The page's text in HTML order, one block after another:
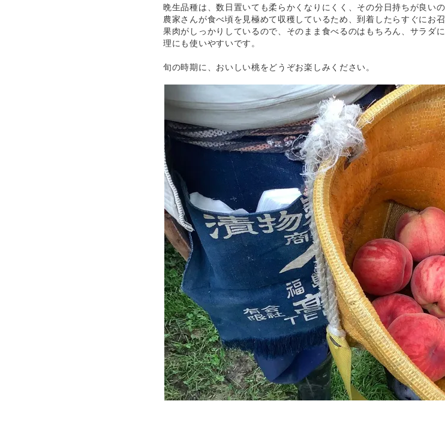
晩生品種は、数日置いても柔らかくなりにくく、その分日持ちが良いの
農家さんが食べ頃を見極めて収穫しているため、到着したらすぐにお
果肉がしっかりしているので、そのまま食べるのはもちろん、サラダ
理にも使いやすいです。
旬の時期に、おいしい桃をどうぞお楽しみください。